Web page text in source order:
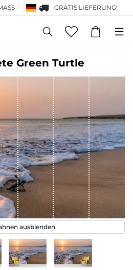
GRATIS LIEFERUNG!
Green Turtle
ausblenden